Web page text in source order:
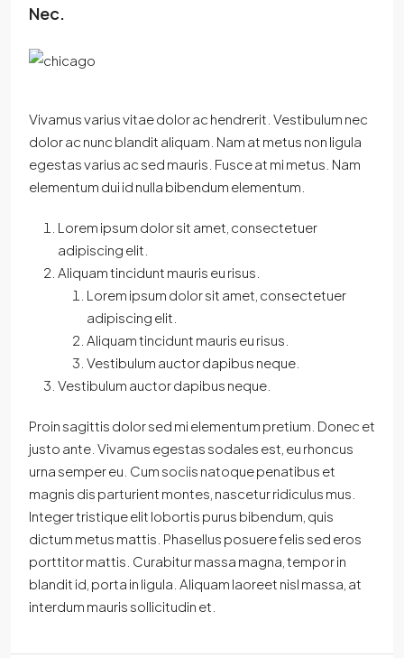
Nec.
Vivamus varius vitae dolor ac hendrerit. Vestibulum nec
dolor ac nunc blandit aliquam. Nam at metus non ligula
egestas varius ac sed mauris. Fusce at mi metus. Nam
elementum dui id nulla bibendum elementum.
Lorem ipsum dolor sit amet, consectetuer
adipiscing elit.
Aliquam tincidunt mauris eu risus.
Lorem ipsum dolor sit amet, consectetuer
adipiscing elit.
Aliquam tincidunt mauris eu risus.
Vestibulum auctor dapibus neque.
Vestibulum auctor dapibus neque.
Proin sagittis dolor sed mi elementum pretium. Donec et
justo ante. Vivamus egestas sodales est, eu rhoncus
urna semper eu. Cum sociis natoque penatibus et
magnis dis parturient montes, nascetur ridiculus mus.
Integer tristique elit lobortis purus bibendum, quis
dictum metus mattis. Phasellus posuere felis sed eros
porttitor mattis. Curabitur massa magna, tempor in
blandit id, porta in ligula. Aliquam laoreet nisl massa, at
interdum mauris sollicitudin et.